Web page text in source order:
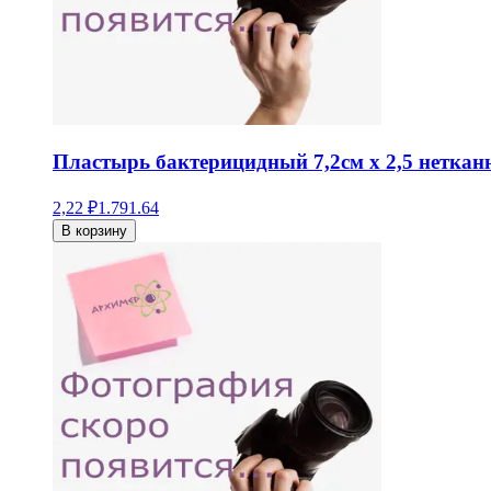
Пластырь бактерицидный 7,2см х 2,5
2,22 ₽1.791.64
В корзину